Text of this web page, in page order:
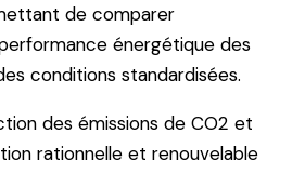
de comparer
énergétique des
conditions standardisées.
des émissions de CO2 et
rationnelle et renouvelable